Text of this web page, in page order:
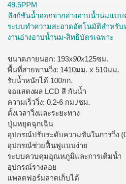
49.5PPM
ฟังก์ชันน้ำออกจากอ่างอาบน้ำนมแบบ
ระบบทำความสะอาดอัตโนมัติสำหรับ
งานอ่างอาบน้ำนม-สิทธิบัตรเฉพาะ
ขนาดภายนอก: 193x90x125ซม.
พื้นที่สายพานวิ่ง: 1410มม. x 510มม.
รับน้ำหนักได้ 100กก.
จอแสดงผล LCD สี กันน้ำ
ความเร็ววิ่ง: 0.2-6 กม./ชม.
ตั้งเวลาวิ่งและระยะทาง
ปุ่มหยุดฉุกเฉิน
อุปกรณ์ปรับระดับความชันในการวิ่ง
อุปกรณ์ช่วยฟื้นฟูแบบง่าย
ระบบควบคุมอุณหภูมิและการเติมน้ำ
อุปกรณ์รางลอย
แพลตฟอร์มลาดเก็บได้